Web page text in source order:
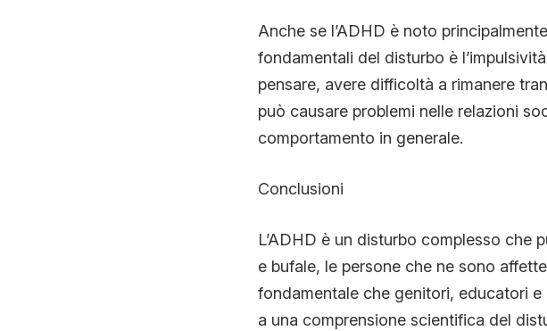
Anche se l’ADHD è noto
fondamentali del disturbo è
pensare, avere difficoltà a rimanere
può causare problemi nelle relazioni
comportamento in generale.
Conclusioni
L’ADHD è un disturbo complesso che
e bufale, le persone che ne sono
fondamentale che genitori, educatori
a una comprensione scientifica del